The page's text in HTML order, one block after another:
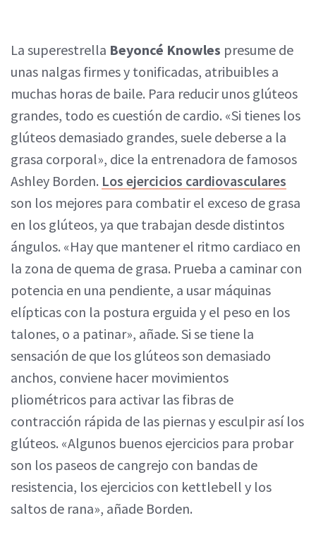
La superestrella Beyoncé Knowles presume de
unas nalgas firmes y tonificadas, atribuibles a
muchas horas de baile. Para reducir unos glúteos
grandes, todo es cuestión de cardio. «Si tienes los
glúteos demasiado grandes, suele deberse a la
grasa corporal», dice la entrenadora de famosos
Ashley Borden. Los ejercicios cardiovasculares
son los mejores para combatir el exceso de grasa
en los glúteos, ya que trabajan desde distintos
ángulos. «Hay que mantener el ritmo cardiaco en
la zona de quema de grasa. Prueba a caminar con
potencia en una pendiente, a usar máquinas
elípticas con la postura erguida y el peso en los
talones, o a patinar», añade. Si se tiene la
sensación de que los glúteos son demasiado
anchos, conviene hacer movimientos
pliométricos para activar las fibras de
contracción rápida de las piernas y esculpir así los
glúteos. «Algunos buenos ejercicios para probar
son los paseos de cangrejo con bandas de
resistencia, los ejercicios con kettlebell y los
saltos de rana», añade Borden.